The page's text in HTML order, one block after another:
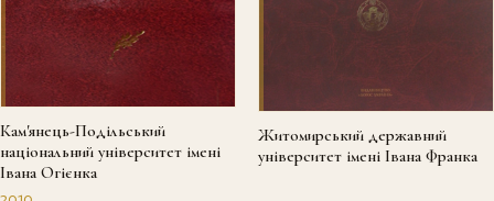
Кам'янець-Подільський
національний університет імені
Івана Огієнка
Житомирський державний
університет імені Івана Франка